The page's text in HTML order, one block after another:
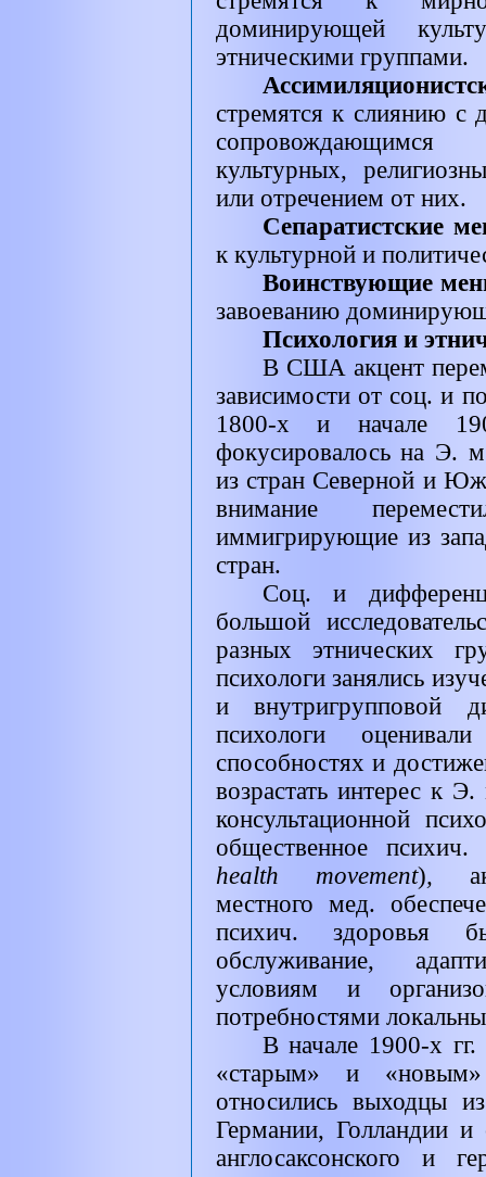
доминирующей
этническими группами.
стремятся к слиянию
сопровождающимся
культурных,
или отречением от них.
Сепаратистские
к культурной и
Воинствующие
завоеванию
Психология и
В США акцент
зависимости от соц. и
1800-х и начале
фокусировалось на Э.
из стран Северной и
внимание
иммигрирующие из
стран.
Соц. и
большой
разных этнических
психологи занялись
и внутригрупповой
психологи
способностях и
возрастать интерес к
консультационной
общественное
health movement),
местного мед.
психич. здоровья
обслуживание,
условиям и
потребностями
В начале 1900-х
«старым» и
относились выходцы
Германии, Голландии
англосаксонского и